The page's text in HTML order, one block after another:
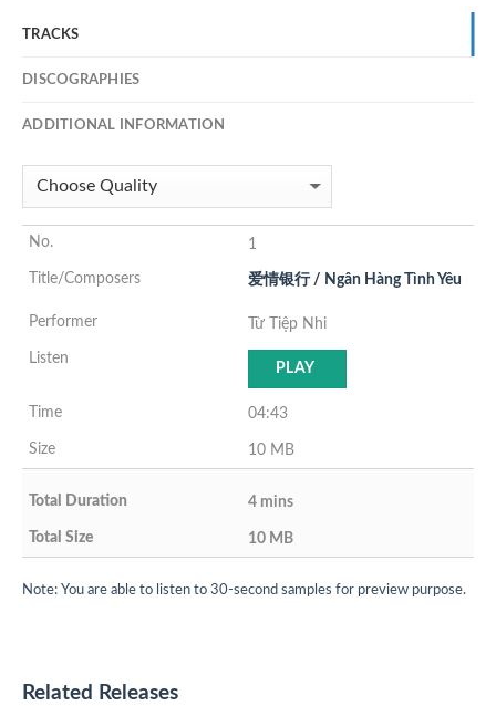
TRACKS
DISCOGRAPHIES
ADDITIONAL INFORMATION
1
爱情银行 / Ngân Hàng Tình Yêu
Từ Tiệp Nhi
PLAY
04:43
10 MB
4 mins
10 MB
Note: You are able to listen to 30-second samples for preview purpose.
Related Releases